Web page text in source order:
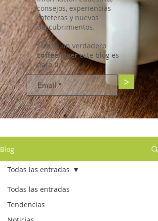
consejos, experiencias
cafeteras y nuevos
descubrimientos.
Si eres un verdadero
coffee lovereste blog es
para ti.
>
Blog
Todas las entradas
Tendencias
Todas las entradas